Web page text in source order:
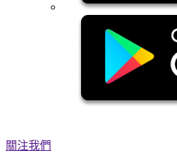
關注我們